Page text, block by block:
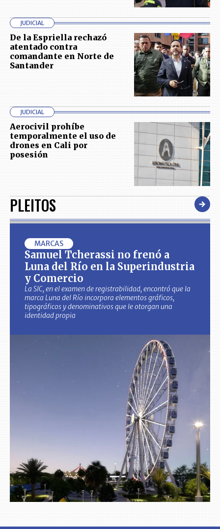
JUDICIAL
De la Espriella rechazó
atentado contra
comandante en Norte de
Santander
JUDICIAL
Aerocivil prohíbe
temporalmente el uso de
drones en Cali por
posesión
PLEITOS
MARCAS
Samuel Tcherassi no frenó a
Luna del Río en la Superindustria
y Comercio
La SIC, en el examen de registrabilidad, encontró que la
marca Luna del Río incorpora elementos gráficos,
tipográficos y denominativos que le otorgan una
identidad propia